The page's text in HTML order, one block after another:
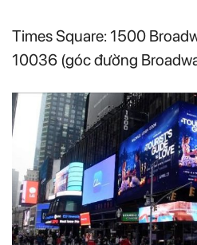
Times Square: 1500
10036 (góc đường